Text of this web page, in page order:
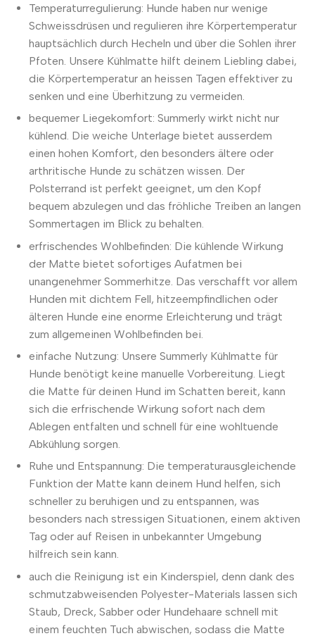
Temperaturregulierung: Hunde haben nur wenige
Schweissdrüsen und regulieren ihre Körpertemperatur
hauptsächlich durch Hecheln und über die Sohlen ihrer
Pfoten. Unsere Kühlmatte hilft deinem Liebling dabei,
die Körpertemperatur an heissen Tagen effektiver zu
senken und eine Überhitzung zu vermeiden.
bequemer Liegekomfort: Summerly wirkt nicht nur
kühlend. Die weiche Unterlage bietet ausserdem
einen hohen Komfort, den besonders ältere oder
arthritische Hunde zu schätzen wissen. Der
Polsterrand ist perfekt geeignet, um den Kopf
bequem abzulegen und das fröhliche Treiben an langen
Sommertagen im Blick zu behalten.
erfrischendes Wohlbefinden: Die kühlende Wirkung
der Matte bietet sofortiges Aufatmen bei
unangenehmer Sommerhitze. Das verschafft vor allem
Hunden mit dichtem Fell, hitzeempfindlichen oder
älteren Hunde eine enorme Erleichterung und trägt
zum allgemeinen Wohlbefinden bei.
einfache Nutzung: Unsere Summerly Kühlmatte für
Hunde benötigt keine manuelle Vorbereitung. Liegt
die Matte für deinen Hund im Schatten bereit, kann
sich die erfrischende Wirkung sofort nach dem
Ablegen entfalten und schnell für eine wohltuende
Abkühlung sorgen.
Ruhe und Entspannung: Die temperaturausgleichende
Funktion der Matte kann deinem Hund helfen, sich
schneller zu beruhigen und zu entspannen, was
besonders nach stressigen Situationen, einem aktiven
Tag oder auf Reisen in unbekannter Umgebung
hilfreich sein kann.
auch die Reinigung ist ein Kinderspiel, denn dank des
schmutzabweisenden Polyester-Materials lassen sich
Staub, Dreck, Sabber oder Hundehaare schnell mit
einem feuchten Tuch abwischen, sodass die Matte